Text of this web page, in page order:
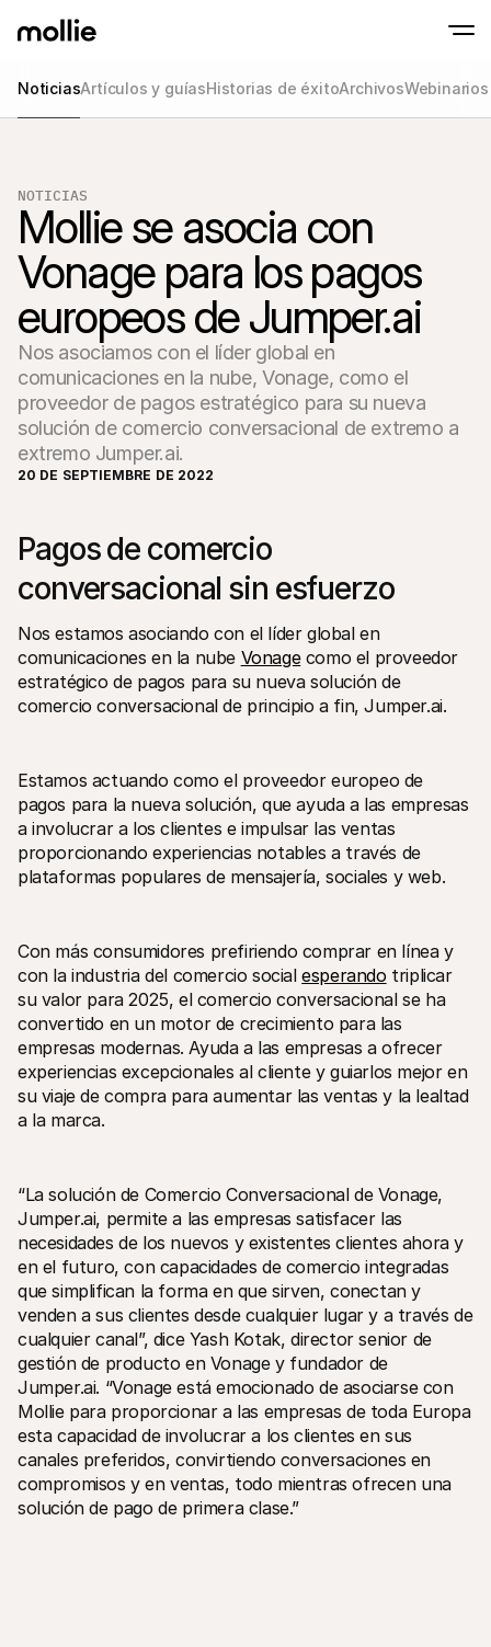
Aceptar pagos con
dispositivos
Checkout
Pagos recurrentes y
Pagos recurrentes
Pagos recurrentes y
conversión
Para agencias
Descubre nuestro Programa de socios para agencias
Recursos técnicos
Portal para desarrolladores
Descubre recursos para desarrolladores y actualizaciones
Biblioteca
Mollie
Sobre Mollie
Precios
Consultar nuestros precios
Sobre nosotros
Descubre más sobre nuestra
historia y valores
¡Trabaja con nosotros!
Contacto
Compradores
Por qué Mollie está en tu extracto bancario
Clientes de Mollie
Contactar equipo de atención al cliente
Contactar equipo de ventas
Descubre cómo podemos ayudar a tu empresa
NoticiasArtículos y guíasHistorias de éxitoArchivos
NOTICIAS
Mollie se asocia con
Vonage para los pagos
europeos de Jumper.ai
Nos asociamos con el líder global en
comunicaciones en la nube, Vonage, como el
proveedor de pagos estratégico para su nueva
solución de comercio conversacional de extremo a
extremo Jumper.ai.
20 DE SEPTIEMBRE DE 2022
Pagos de comercio
conversacional sin esfuerzo
Nos estamos asociando con el líder global en
comunicaciones en la nube Vonage como el proveedor
estratégico de pagos para su nueva solución de
comercio conversacional de principio a fin, Jumper.ai.
Estamos actuando como el proveedor europeo de
pagos para la nueva solución, que ayuda a las empresas
a involucrar a los clientes e impulsar las ventas
proporcionando experiencias notables a través de
plataformas populares de mensajería, sociales y web.
Con más consumidores prefiriendo comprar en línea y
con la industria del comercio social esperando triplicar
su valor para 2025, el comercio conversacional se ha
convertido en un motor de crecimiento para las
empresas modernas. Ayuda a las empresas a ofrecer
experiencias excepcionales al cliente y guiarlos mejor en
su viaje de compra para aumentar las ventas y la lealtad
a la marca.
“La solución de Comercio Conversacional de Vonage,
Jumper.ai, permite a las empresas satisfacer las
necesidades de los nuevos y existentes clientes ahora y
en el futuro, con capacidades de comercio integradas
que simplifican la forma en que sirven, conectan y
venden a sus clientes desde cualquier lugar y a través de
cualquier canal”, dice Yash Kotak, director senior de
gestión de producto en Vonage y fundador de
Jumper.ai. “Vonage está emocionado de asociarse con
Mollie para proporcionar a las empresas de toda Europa
esta capacidad de involucrar a los clientes en sus
canales preferidos, convirtiendo conversaciones en
compromisos y en ventas, todo mientras ofrecen una
solución de pago de primera clase.”